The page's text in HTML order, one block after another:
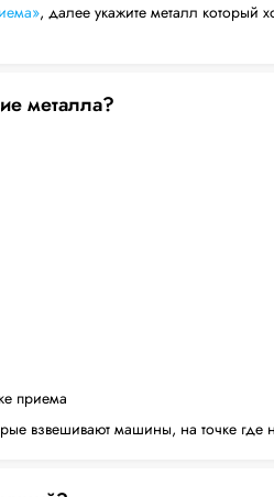
, далее укажите металл который
металла?
приема
взвешивают машины, на точке где